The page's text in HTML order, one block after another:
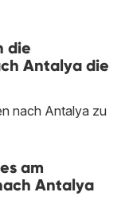
die
Antalya die
nach Antalya zu
am
Antalya